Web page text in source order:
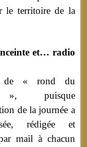
le territoire de la
et… radio
de « rond du
», puisque
de la journée a
rédigée et
mail à chacun